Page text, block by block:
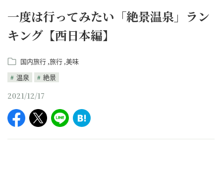
一度は行ってみたい「絶景温泉」ラン
キング【西日本編】
国内旅行 旅行 美味
温泉
絶景
2021/12/17